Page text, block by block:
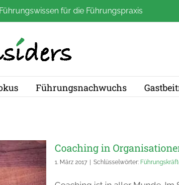
für die Führungspraxis
Führungsnachwuchs
Coaching in
1. März 2017 Schlüsselwörter: